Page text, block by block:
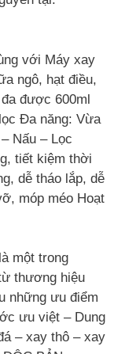
với Máy xay
ngô, hạt điều,
được 600ml
Đa năng: Vừa
Nấu – Lọc
tiết kiệm thời
dễ tháo lắp, dễ
móp méo Hoạt
là một trong
thương hiệu
những ưu điểm
ưu việt – Dung
– xay thô – xay